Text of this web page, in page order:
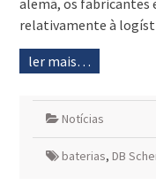
alemã, os fabricantes
relativamente à
ler mais…
Notícias
baterias, DB